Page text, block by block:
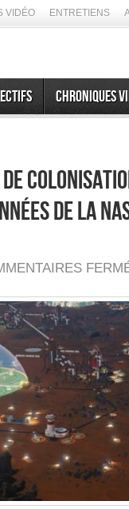
VIDÉO ENTRETIENS
Chroniques
de la